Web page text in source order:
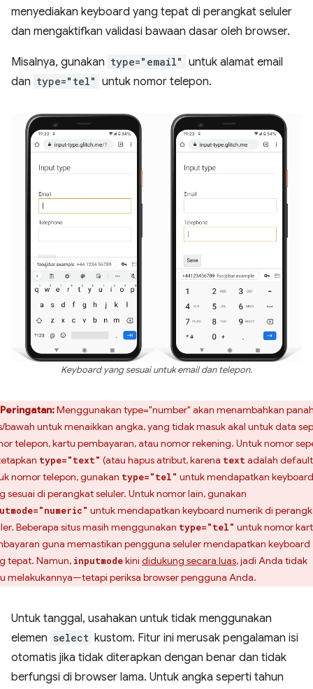
menyediakan keyboard yang tepat di perangkat seluler
dan mengaktifkan validasi bawaan dasar oleh browser.
Misalnya, gunakan type="email" untuk alamat email
dan type="tel" untuk nomor telepon.
Keyboard yang sesuai untuk email dan telepon.
Peringatan:Menggunakan type="number" akan menambahkan
bawah untuk menaikkan angka, yang tidak masuk akal untuk data
telepon, kartu pembayaran, atau nomor rekening. Untuk nomor
type="text" (atau hapus atribut, karena textadalah
nomor telepon, gunakan type="tel" untuk mendapatkan keyboard
sesuai di perangkat seluler. Untuk nomor lain, gunakan
untuk mendapatkan keyboard numerik di
Beberapa situs masih menggunakan type="tel" untuk nomor
guna memastikan pengguna seluler mendapatkan keyboard
tepat. Namun, inputmodekini didukung secara luas, jadi Anda tidak
melakukannya—tetapi periksa browser pengguna Anda.
Untuk tanggal, usahakan untuk tidak menggunakan
elemen select kustom. Fitur ini merusak pengalaman isi
otomatis jika tidak diterapkan dengan benar dan tidak
berfungsi di browser lama. Untuk angka seperti tahun